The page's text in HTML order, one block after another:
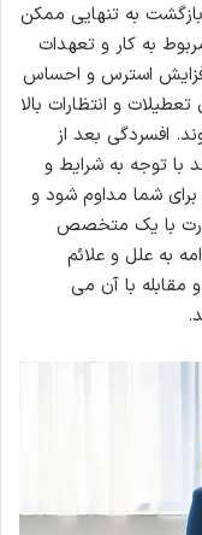
بازگشت به تنهایی ممکن
به کار و تعهدات
استرس و احساس
و انتظارات بالا
افسردگی بعد از
با توجه به شرایط و
شما مداوم شود و
با یک متخصص
به علل و علائم
مقابله با آن می